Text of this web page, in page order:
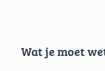
Wat je moet